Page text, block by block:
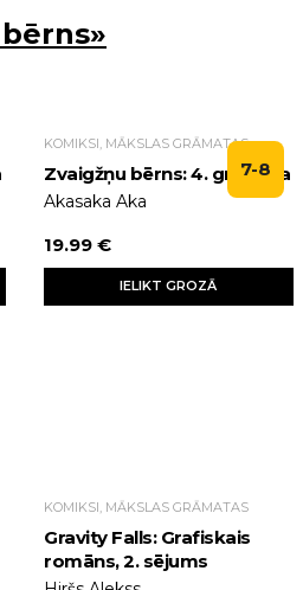
7-8
KOMIKSI, MĀKSLAS GRĀMATAS
Zvaigžņu bērns: 4. grāmata
Akasaka Aka
19.99 €
IELIKT GROZĀ
KOMIKSI, MĀKSLAS GRĀMATAS
Gravity Falls: Grafiskais
romāns, 2. sējums